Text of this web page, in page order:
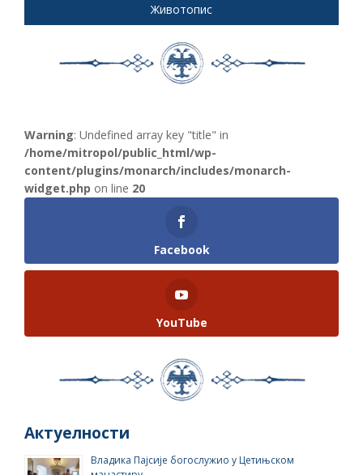
Животопис
Warning: Undefined array key "title" in
/home/mitropol/public_html/wp-
content/plugins/monarch/includes/monarch-
widget.php on line 20
Facebook
YouTube
Актуелности
Владика Пајсије богослужио у Цетињском